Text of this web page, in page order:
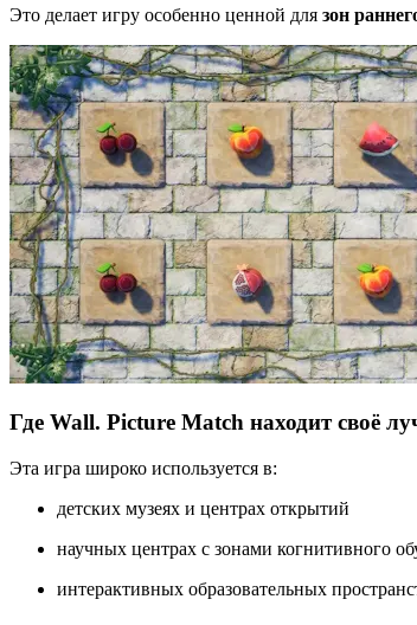
Это делает игру особенно ценной для зон
Где Wall. Picture Match находит своё
Эта игра широко используется в:
детских музеях и центрах открытий
научных центрах с зонами когнитивного
интерактивных образовательных